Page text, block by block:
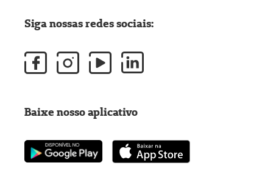
Siga nossas redes sociais:
Baixe nosso aplicativo